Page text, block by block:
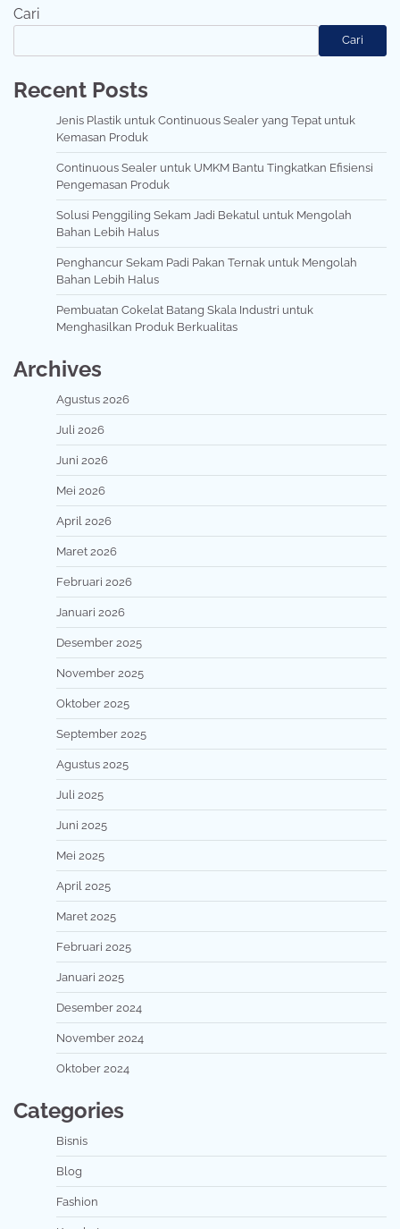
Cari
Cari
Recent Posts
Jenis Plastik untuk Continuous Sealer yang Tepat untuk
Kemasan Produk
Continuous Sealer untuk UMKM Bantu Tingkatkan Efisiensi
Pengemasan Produk
Solusi Penggiling Sekam Jadi Bekatul untuk Mengolah
Bahan Lebih Halus
Penghancur Sekam Padi Pakan Ternak untuk Mengolah
Bahan Lebih Halus
Pembuatan Cokelat Batang Skala Industri untuk
Menghasilkan Produk Berkualitas
Archives
Agustus 2026
Juli 2026
Juni 2026
Mei 2026
April 2026
Maret 2026
Februari 2026
Januari 2026
Desember 2025
November 2025
Oktober 2025
September 2025
Agustus 2025
Juli 2025
Juni 2025
Mei 2025
April 2025
Maret 2025
Februari 2025
Januari 2025
Desember 2024
November 2024
Oktober 2024
Categories
Bisnis
Blog
Fashion